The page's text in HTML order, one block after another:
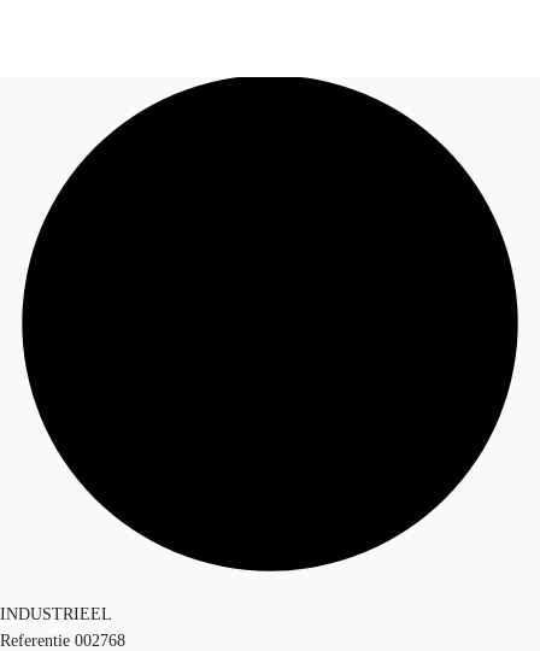
Nieuws & onderzoek
Favorieten
Bel nu
INDUSTRIEEL
Referentie 002768